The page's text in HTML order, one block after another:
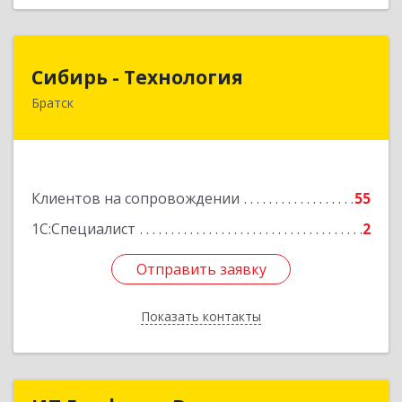
Сибирь - Технология
Братск
Клиентов на сопровождении
55
1С:Специалист
2
Отправить заявку
Показать контакты
Отправить заявку
Назад